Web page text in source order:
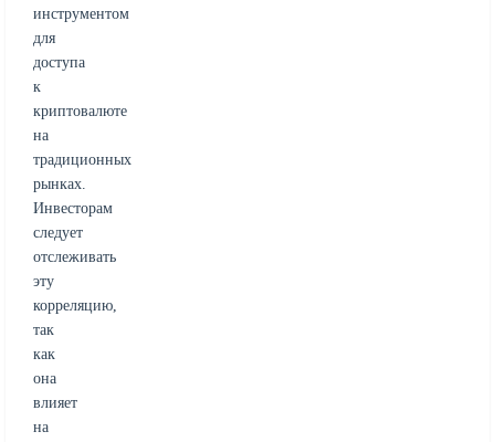
инструментом
для
доступа
к
криптовалюте
на
традиционных
рынках.
Инвесторам
следует
отслеживать
эту
корреляцию,
так
как
она
влияет
на